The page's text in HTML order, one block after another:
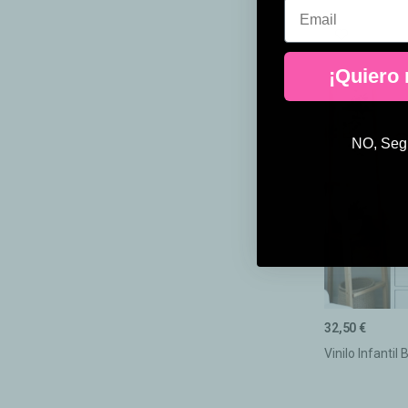
Vinilo Infantil
32,50 €
Email
NO,